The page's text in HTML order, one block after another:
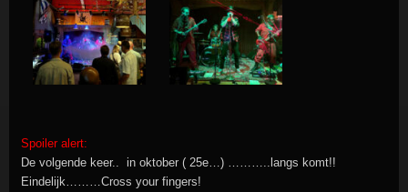
Spoiler alert:
De volgende keer.. in oktober ( 25e…) ………..langs komt!!
Eindelijk………Cross your fingers!